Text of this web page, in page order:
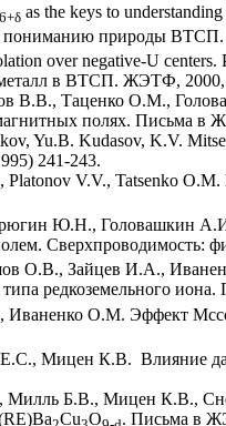
6+δ as the keys to
пониманию природы ВТСП.
over negative-U
в ВТСП. ЖЭТФ, 2000,
В.В., Таценко О.М.,
полях. Письма в
Yu.B. Kudasov, K.V.
241-243.
V.V., Tatsenko O.M.
Ю.Н., Головашкин
Сверхпроводимость:
О.В., Зайцев И.А.,
типа редкоземельного
О.М. Эффект
Мицен К.В. Влияние
Б.В., Мицен К.В.,
Cu O . Письма в